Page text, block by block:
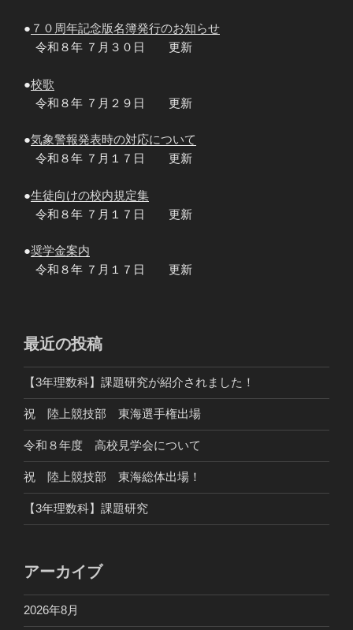
● ７０周年記念版名簿発行のお知らせ
令和８年 ７月３０日 更新
●校歌
令和８年 ７月２９日 更新
●気象警報発表時の対応について
令和８年 ７月１７日 更新
●生徒向けの校内規定集
令和８年 ７月１７日 更新
●奨学金案内
令和８年 ７月１７日 更新
最近の投稿
【3年理数科】課題研究が紹介されました！
祝 陸上競技部 東海選手権出場
令和８年度 高校見学会について
祝 陸上競技部 東海総体出場！
【3年理数科】課題研究
アーカイブ
2026年8月